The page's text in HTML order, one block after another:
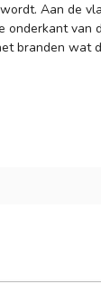
Aan de
onderkant van
branden wat